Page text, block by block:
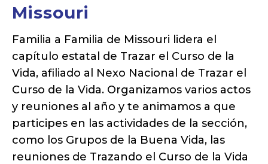
Missouri
Familia a Familia de Missouri lidera el
capítulo estatal de Trazar el Curso de la
Vida, afiliado al Nexo Nacional de Trazar el
Curso de la Vida. Organizamos varios actos
y reuniones al año y te animamos a que
participes en las actividades de la sección,
como los Grupos de la Buena Vida, las
reuniones de Trazando el Curso de la Vida